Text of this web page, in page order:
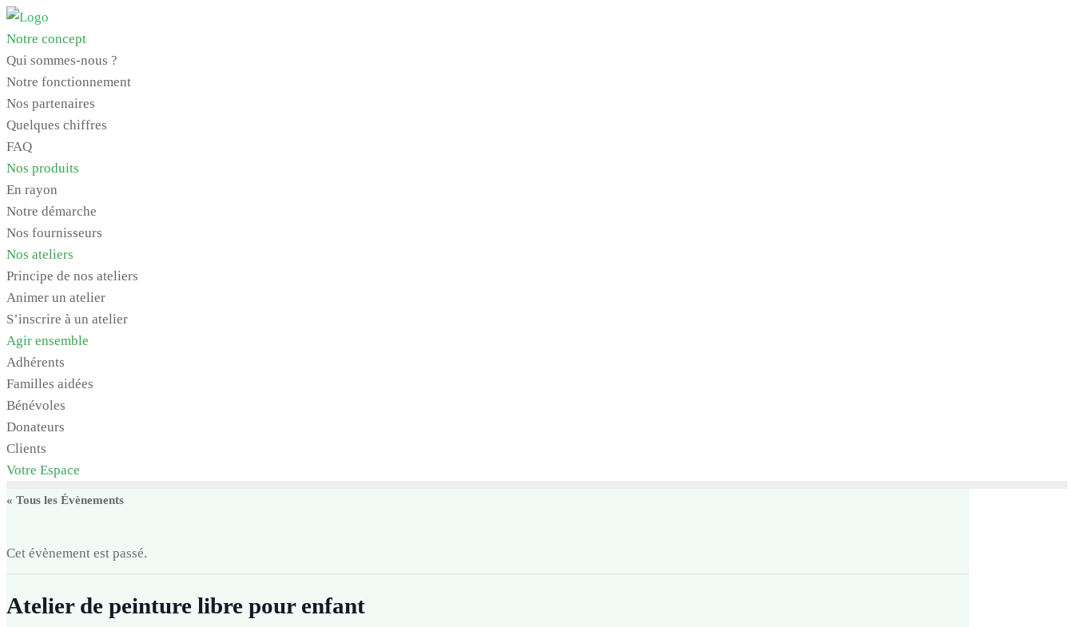
Skip
to
content
Notre concept
Qui sommes-nous ?
Notre fonctionnement
Nos partenaires
Quelques chiffres
FAQ
Nos produits
En rayon
Notre démarche
Nos fournisseurs
Nos ateliers
Principe de nos ateliers
Animer un atelier
S’inscrire à un atelier
Agir ensemble
Adhérents
Familles aidées
Bénévoles
Donateurs
Clients
Votre Espace
« Tous les Évènements
Cet évènement est passé.
Atelier de peinture libre pour enfant